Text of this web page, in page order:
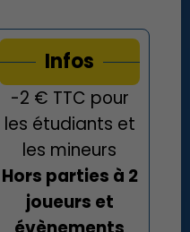
Infos
-2 € TTC pour
les étudiants et
les mineurs
Hors parties à 2
joueurs et